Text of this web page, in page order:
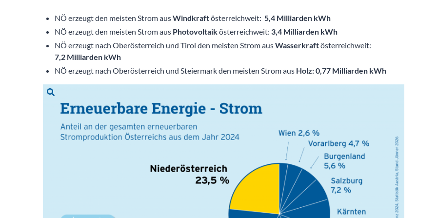
NÖ erzeugt den meisten Strom aus Windkraft österreichweit: 5,4 Milliarden kWh
NÖ erzeugt den meisten Strom aus Photovoltaik österreichweit: 3,4 Milliarden kWh
NÖ erzeugt nach Oberösterreich und Tirol den meisten Strom aus Wasserkraft österreichweit:
7,2 Milliarden kWh
NÖ erzeugt nach Oberösterreich und Steiermark den meisten Strom aus Holz: 0,77 Milliarden kWh